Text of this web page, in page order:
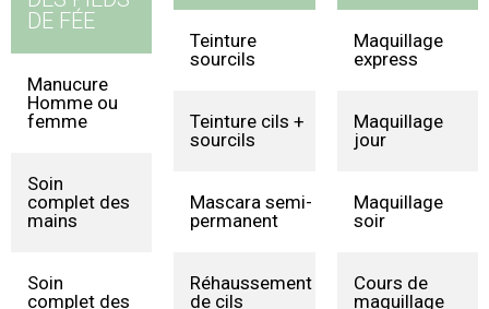
DE FÉE
Manucure
Homme ou
femme
Soin
complet des
mains
Soin
complet des
43€
Teinture
sourcils
20€
Teinture cils +
sourcils
38€
Mascara semi-
permanent
50€
Réhaussement
de cils
55€
Maquillage
express
Maquillage
jour
Maquillage
soir
Cours de
maquillage